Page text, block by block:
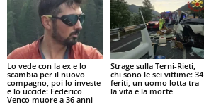
Lo vede con la ex e lo
scambia per il nuovo
compagno, poi lo investe
e lo uccide: Federico
Venco muore a 36 anni
Strage sulla Terni-Rieti,
chi sono le sei vittime: 34
feriti, un uomo lotta tra
la vita e la morte